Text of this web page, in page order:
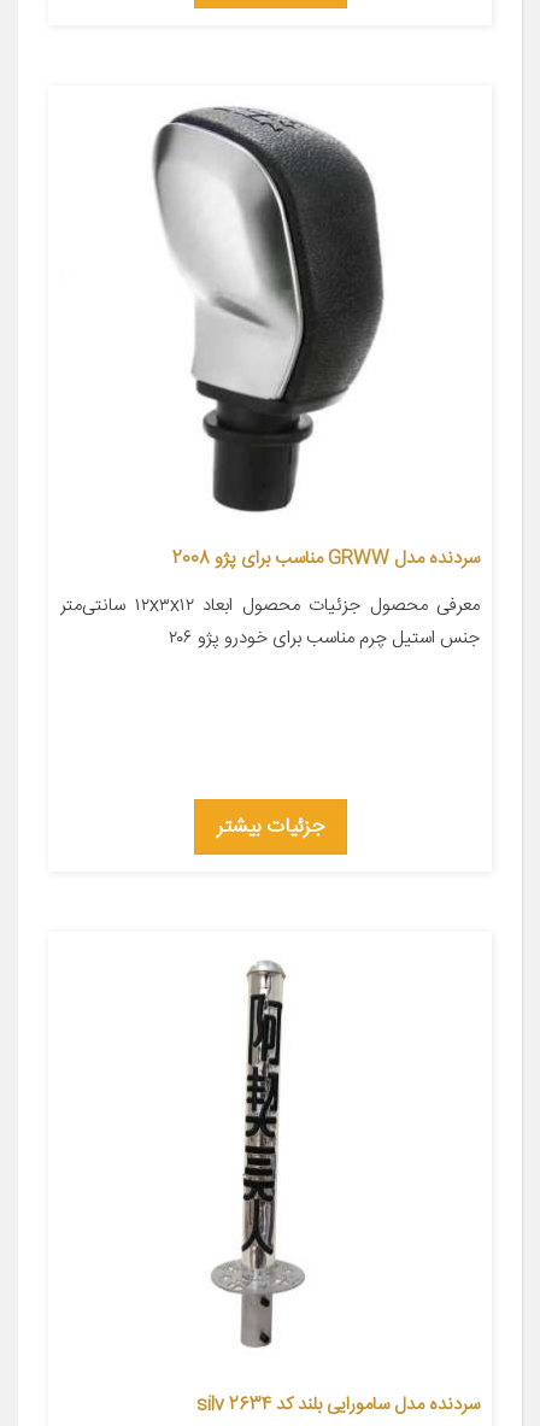
سردنده مدل GRWW مناسب برای پژو 2008
معرفی محصول جزئیات محصول ابعاد ۱۲x۳x۱۲ سانتی‌متر
جنس استیل چرم مناسب برای خودرو پژو ۲۰۶
جزئیات بیشتر
سردنده مدل سامورایی بلند کد silv 2634